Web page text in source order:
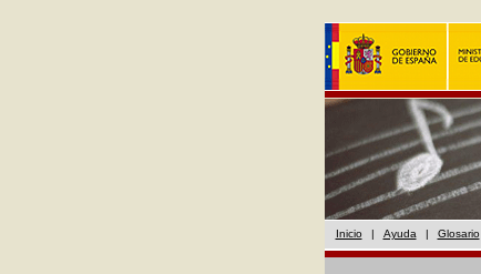
Inicio | Ayuda | Glosario